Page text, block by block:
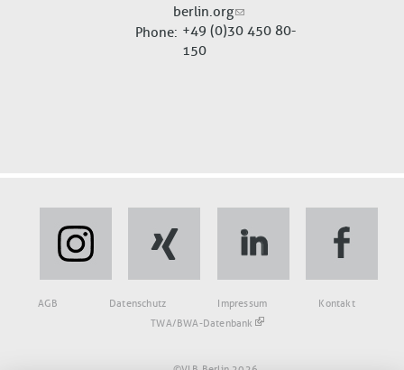
berlin.org
Phone +49 (0)30 450 80-
150
Fußbereich
AGB Datenschutz Impressum
Kontakt
TWA/BWA-Datenbank